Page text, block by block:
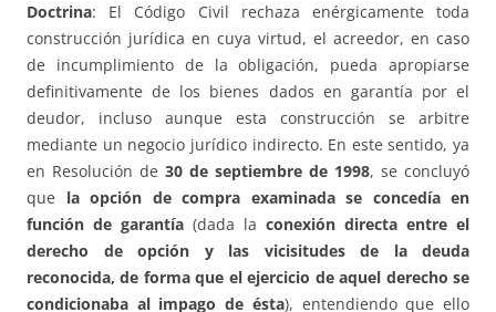
Doctrina: El Código Civil rechaza enérgicamente toda
construcción jurídica en cuya virtud, el acreedor, en caso
de incumplimiento de la obligación, pueda apropiarse
definitivamente de los bienes dados en garantía por el
deudor, incluso aunque esta construcción se arbitre
mediante un negocio jurídico indirecto. En este sentido, ya
en Resolución de 30 de septiembre de 1998, se concluyó
que la opción de compra examinada se concedía en
función de garantía (dada la conexión directa entre el
derecho de opción y las vicisitudes de la deuda
reconocida, de forma que el ejercicio de aquel derecho se
condicionaba al impago de ésta), entendiendo que ello